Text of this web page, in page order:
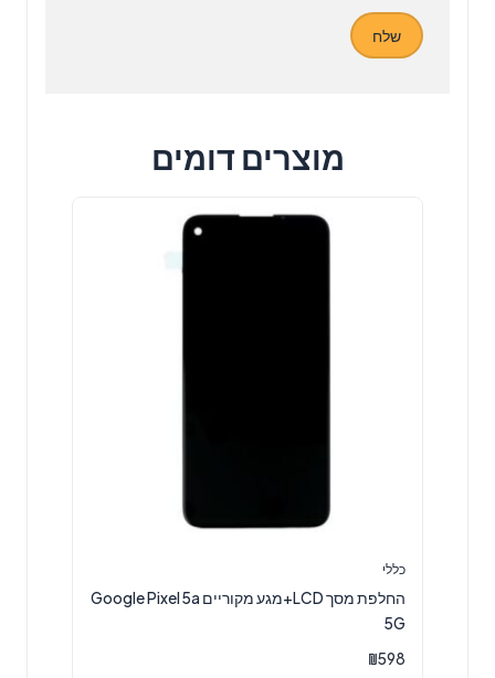
מוצרים דומים
כללי
החלפת מסך LCD+מגע מקוריים Google Pixel 5a
5G
₪598